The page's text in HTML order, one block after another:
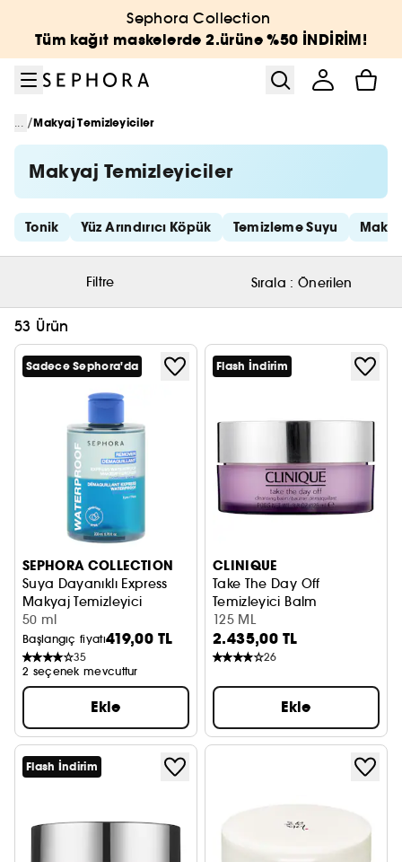
Sephora Collection
Tüm kağıt maskelerde 2.ürüne %50 İNDİRİM!
... /Makyaj Temizleyiciler
Makyaj Temizleyiciler
Hızlı bağlantıları atla
Tonik Yüz Arındırıcı Köpük Temizleme Suyu
Filtre Sırala : Önerilen
53 Ürün
Sadece Sephora'da
SEPHORA COLLECTION
Suya Dayanıklı Express
Makyaj Temizleyici
Makyajı Çıkarır + Cildi Yatıştırır
50 ml
Başlangıç fiyatı419,00 TL
35
2 seçenek mevcuttur
Ekle
Flash İndirim
CLINIQUE
Take The Day Off
Temizleyici Balm
125 ML
2.435,00 TL
26
Ekle
Flash İndirim